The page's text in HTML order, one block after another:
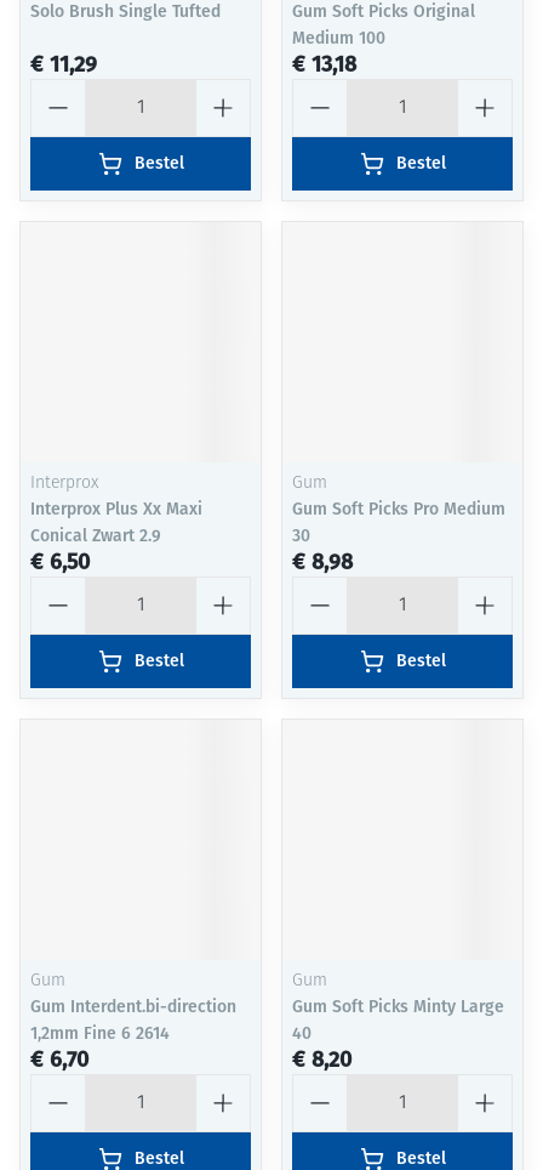
Solo Brush Single Tufted
€ 11,29
Bestel
Gum Soft Picks Original
Medium 100
€ 13,18
Bestel
Interprox
Interprox Plus Xx Maxi
Conical Zwart 2.9
€ 6,50
Bestel
Gum
Gum Soft Picks Pro Medium
30
€ 8,98
Bestel
Gum
Gum Interdent.bi-direction
1,2mm Fine 6 2614
€ 6,70
Bestel
Gum
Gum Soft Picks Minty Large
40
€ 8,20
Bestel